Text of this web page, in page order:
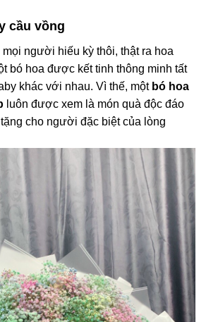
cầu vồng
người hiếu kỳ thôi, thật ra hoa
bó hoa được kết tinh thông minh tất
khác với nhau. Vì thế, một bó hoa
luôn được xem là món quà độc đáo
cho người đặc biệt của lòng